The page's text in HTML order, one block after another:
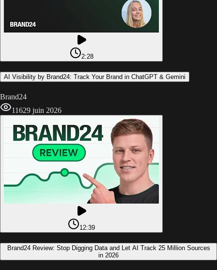
2:28
AI Visibility by Brand24: Track Your Brand in ChatGPT & Gemini
Brand24
11629 juin 2026
12:39
Brand24 Review: Stop Digging Data and Let AI Track 25 Million Sources
in 2026